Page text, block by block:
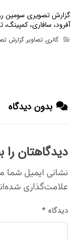
گزارش تصویری سومین
آفرود، سافاری،
گالری تصاویر,گزارش
بدون دیدگاه
دیدگاهتان را
نشانی ایمیل شما
علامت‌گذاری
دیدگاه*